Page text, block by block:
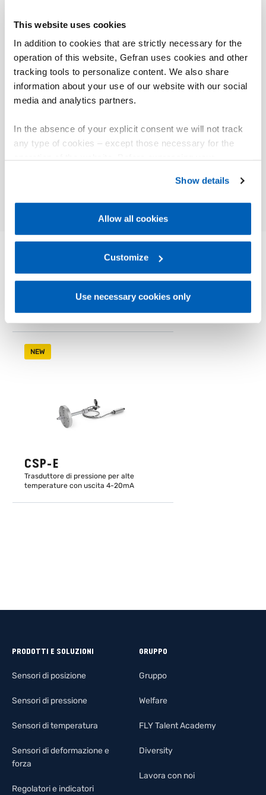
This website uses cookies
In addition to cookies that are strictly necessary for the
operation of this website, Gefran uses cookies and other
tracking tools to personalize content. We also share
information about your use of our website with our social
media and analytics partners.
In the absence of your explicit consent we will not track
any type of cookies – except those necessary for the
Gefran - Cookie
policy.
regarding processing of personal data, at the following
Gefran - Privacy Policy.
Show details
Allow all cookies
Customize
Use necessary cookies only
Energia termica
ALTRI PRODOTTI
Ti potrebbe interessare
NEW
CSP-E
Trasduttore di pressione per alte
temperature con uscita 4-20mA
PRODOTTI E SOLUZIONI
Sensori di posizione
Sensori di pressione
Sensori di temperatura
Sensori di deformazione e
forza
Regolatori e indicatori
GRUPPO
Gruppo
Welfare
FLY Talent Academy
Diversity
Lavora con noi